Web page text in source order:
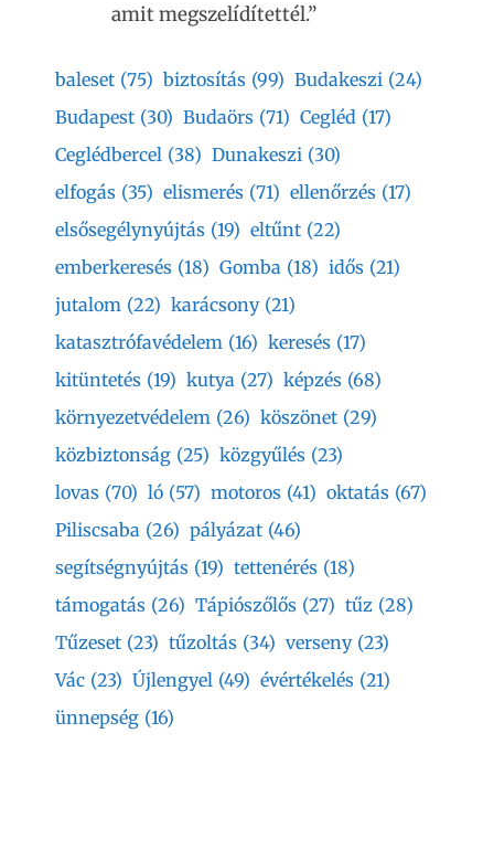
amit megszelídítettél.”
baleset (75) biztosítás (99) Budakeszi (24)
Budapest (30) Budaörs (71) Cegléd (17)
Ceglédbercel (38) Dunakeszi (30)
elfogás (35) elismerés (71) ellenőrzés (17)
elsősegélynyújtás (19) eltűnt (22)
emberkeresés (18) Gomba (18) idős (21)
jutalom (22) karácsony (21)
katasztrófavédelem (16) keresés (17)
kitüntetés (19) kutya (27) képzés (68)
környezetvédelem (26) köszönet (29)
közbiztonság (25) közgyűlés (23)
lovas (70) ló (57) motoros (41) oktatás (67)
Piliscsaba (26) pályázat (46)
segítségnyújtás (19) tettenérés (18)
támogatás (26) Tápiószőlős (27) tűz (28)
Tűzeset (23) tűzoltás (34) verseny (23)
Vác (23) Újlengyel (49) évértékelés (21)
ünnepség (16)